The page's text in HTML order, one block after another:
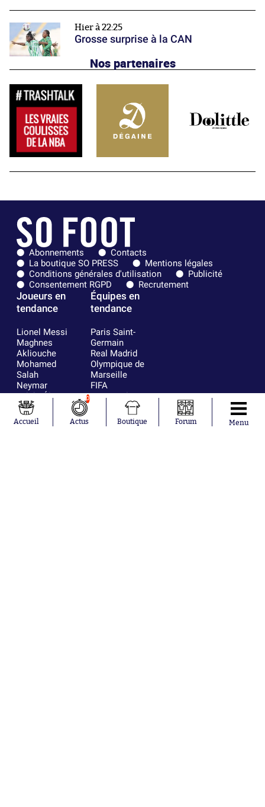
Hier à 22:25
Grosse surprise à la CAN
Nos partenaires
Abonnements
Contacts
La boutique SO PRESS
Mentions légales
Conditions générales d'utilisation
Publicité
Consentement RGPD
Recrutement
Joueurs en
tendance
Lionel Messi
Maghnes
Akliouche
Mohamed
Salah
Neymar
Julián Álvarez
Ferrán Torres
Kilian Corredor
Équipes en
tendance
Paris Saint-
Germain
Real Madrid
Olympique de
Marseille
FIFA
FC Barcelone
Argentine
Olympique
lyonnais
Accueil
0
Actus Boutique Forum Menu